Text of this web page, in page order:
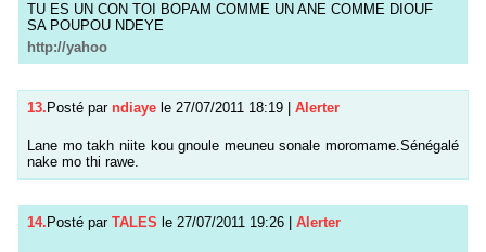
TU ES UN CON TOI BOPAM COMME UN ANE COMME DIOUF
SA POUPOU NDEYE
http://yahoo
13. Posté par ndiaye le 27/07/2011 18:19 Alerter
Lane mo takh niite kou gnoule meuneu sonale moromame.Sénégalé
nake mo thi rawe.
14. Posté par TALES le 27/07/2011 19:26 Alerter